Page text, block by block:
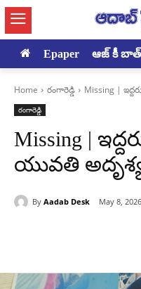
Epaper ఆజ్ కీ బాత్
Home రంగారెడ్డి Missing |
రంగారెడ్డి
Missing |
యువతి
By Aadab Desk May 8,